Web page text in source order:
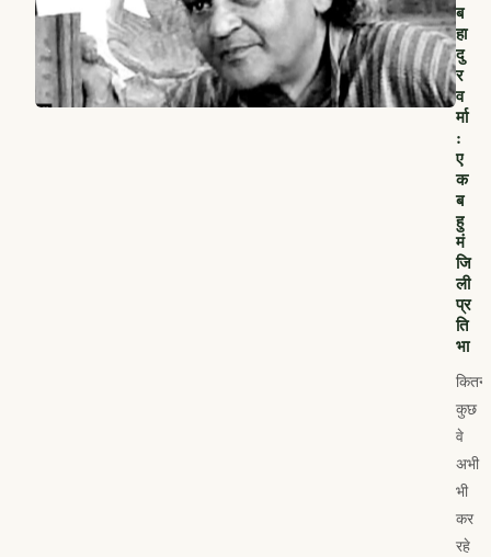
ब
हा
दु
र
व
र्मा
:
ए
क
ब
हु
मं
जि
ली
प्र
ति
भा
कितना
कुछ
वे
अभी
भी
कर
रहे